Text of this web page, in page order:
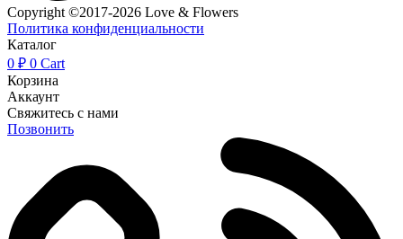
Copyright ©2017-2026 Love & Flowers
Политика конфиденциальности
Каталог
0 ₽ 0 Cart
Корзина
Аккаунт
Свяжитесь с нами
Позвонить